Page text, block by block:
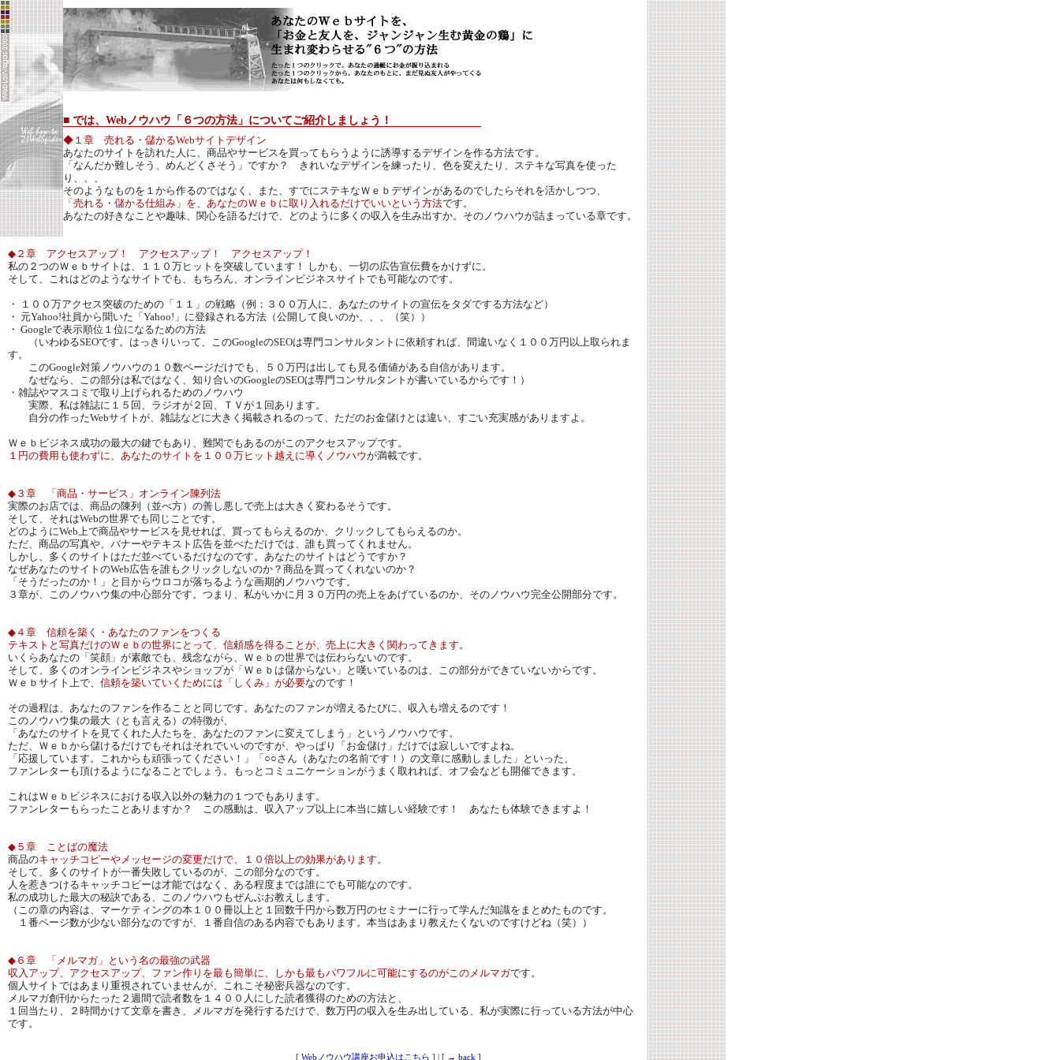
■ では、Webノウハウ「６つの方法」についてご紹介しましょう！
◆１章 売れる・儲かるWebサイトデザイン
あなたのサイトを訪れた人に、商品やサービスを買ってもらうように誘導するデザインを作る方法です。
「なんだか難しそう、めんどくさそう」ですか？ きれいなデザインを練ったり、色を変えたり、ステキな写真を使った
り、、、
そのようなものを１から作るのではなく、また、すでにステキなＷｅｂデザインがあるのでしたらそれを活かしつつ、
「売れる・儲かる仕組み」を、あなたのＷｅｂに取り入れるだけでいいという方法です。
あなたの好きなことや趣味、関心を語るだけで、どのように多くの収入を生み出すか。そのノウハウが詰まっている章です。
◆２章 アクセスアップ！ アクセスアップ！ アクセスアップ！
私の２つのＷｅｂサイトは、１１０万ヒットを突破しています！ しかも、一切の広告宣伝費をかけずに。
そして、これはどのようなサイトでも、もちろん、オンラインビジネスサイトでも可能なのです。
・ １００万アクセス突破のための「１１」の戦略（例：３００万人に、あなたのサイトの宣伝をタダでする方法など）
・ 元Yahoo!社員から聞いた「Yahoo!」に登録される方法（公開して良いのか、、、（笑））
・ Googleで表示順位１位になるための方法
（いわゆるSEOです。はっきりいって、このGoogleのSEOは専門コンサルタントに依頼すれば、間違いなく１００万円以上取られま
す。
このGoogle対策ノウハウの１０数ページだけでも、５０万円は出しても見る価値がある自信があります。
なぜなら、この部分は私ではなく、知り合いのGoogleのSEOは専門コンサルタントが書いているからです！）
・雑誌やマスコミで取り上げられるためのノウハウ
実際、私は雑誌に１５回、ラジオが２回、ＴＶが１回あります。
自分の作ったWebサイトが、雑誌などに大きく掲載されるのって、ただのお金儲けとは違い、すごい充実感がありますよ。
Ｗｅｂビジネス成功の最大の鍵でもあり、難関でもあるのがこのアクセスアップです。
１円の費用も使わずに、あなたのサイトを１００万ヒット越えに導くノウハウが満載です。
◆３章 「商品・サービス」オンライン陳列法
実際のお店では、商品の陳列（並べ方）の善し悪しで売上は大きく変わるそうです。
そして、それはWebの世界でも同じことです。
どのようにWeb上で商品やサービスを見せれば、買ってもらえるのか、クリックしてもらえるのか。
ただ、商品の写真や、バナーやテキスト広告を並べただけでは、誰も買ってくれません。
しかし、多くのサイトはただ並べているだけなのです。あなたのサイトはどうですか？
なぜあなたのサイトのWeb広告を誰もクリックしないのか？商品を買ってくれないのか？
「そうだったのか！」と目からウロコが落ちるような画期的ノウハウです。
３章が、このノウハウ集の中心部分です。つまり、私がいかに月３０万円の売上をあげているのか、そのノウハウ完全公開部分です。
◆４章 信頼を築く・あなたのファンをつくる
テキストと写真だけのＷｅｂの世界にとって、信頼感を得ることが、売上に大きく関わってきます。
いくらあなたの「笑顔」が素敵でも、残念ながら、Ｗｅｂの世界では伝わらないのです。
そして、多くのオンラインビジネスやショップが「Ｗｅｂは儲からない」と嘆いているのは、この部分ができていないからです。
Ｗｅｂサイト上で、 信頼を築いていくためには「しくみ」が必要なのです！
その過程は、あなたのファンを作ることと同じです。あなたのファンが増えるたびに、収入も増えるのです！
このノウハウ集の最大（とも言える）の特徴が、
「あなたのサイトを見てくれた人たちを、あなたのファンに変えてしまう」というノウハウです。
ただ、Ｗｅｂから儲けるだけでもそれはそれでいいのですが、やっぱり「お金儲け」だけでは寂しいですよね。
「応援しています。これからも頑張ってください！」「○○さん（あなたの名前です！）の文章に感動しました」といった、
ファンレターも頂けるようになることでしょう。もっとコミュニケーションがうまく取れれば、オフ会なども開催できます。
これはＷｅｂビジネスにおける収入以外の魅力の１つでもあります。
ファンレターもらったことありますか？ この感動は、収入アップ以上に本当に嬉しい経験です！ あなたも体験できますよ！
◆５章 ことばの魔法
商品のキャッチコピーやメッセージの変更だけで、１０倍以上の効果があります。
そして、多くのサイトが一番失敗しているのが、この部分なのです。
人を惹きつけるキャッチコピーは才能ではなく、ある程度までは誰にでも可能なのです。
私の成功した最大の秘訣である、このノウハウもぜんぶお教えします。
（この章の内容は、マーケティングの本１００冊以上と１回数千円から数万円のセミナーに行って学んだ知識をまとめたものです。
１番ページ数が少ない部分なのですが、１番自信のある内容でもあります。本当はあまり教えたくないのですけどね（笑））
◆６章 「メルマガ」という名の最強の武器
収入アップ、アクセスアップ、ファン作りを最も簡単に、しかも最もパワフルに可能にするのがこのメルマガです。
個人サイトではあまり重視されていませんが、これこそ秘密兵器なのです。
メルマガ創刊からたった２週間で読者数を１４００人にした読者獲得のための方法と、
１回当たり、２時間かけて文章を書き、メルマガを発行するだけで、数万円の収入を生み出している、私が実際に行っている方法が中心
です。
[ Webノウハウ講座お申込はこちら ] | [ → back ]